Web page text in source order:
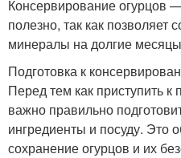
Консервирование огурцов
полезно, так как позволяет
минералы на долгие
Подготовка к
Перед тем как приступить
важно правильно
ингредиенты и посуду. Это
сохранение огурцов и их